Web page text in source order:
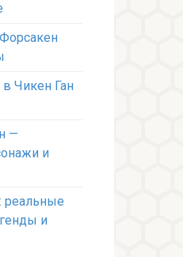
Чикен Ган
—
и
реальные
и